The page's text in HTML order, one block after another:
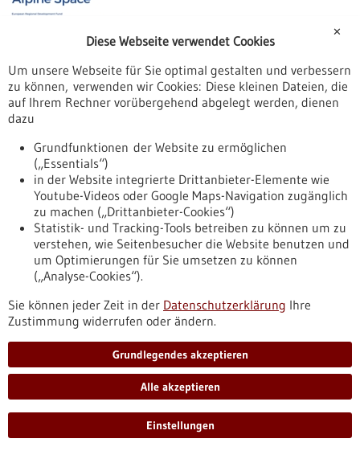
Abschlusskonferenz des Interreg-Projekts
ARDIA-Net
Am 11. Mai fand in Mailand die Abschlusskonferenz des
Interreg-Projekts ARDIA-Net mit 18 Teilnehmenden in
Präsenz und 18 Online-Teilnehmenden statt. Auf dem
Programm der halbtägigen Veranstaltung standen Vorträge
und zwei Panels zu den Projektergebnissen und Diskussionen
zur weiteren überregionalen Zusammenarbeit.
https://www.bio-
pro.de/infothek/pressemitteilungen/abschlusskonferenz-
des-interreg-projekts-ardia-net
1
Zur Datenbanksuche nach Unternehmen
Zur Datenbanksuche nach Forschungseinrichtungen
✕
Diese Webseite verwendet Cookies
Um unsere Webseite für Sie optimal gestalten und verbessern
zu können, verwenden wir Cookies: Diese kleinen Dateien, die
auf Ihrem Rechner vorübergehend abgelegt werden, dienen
dazu
Grundfunktionen der Website zu ermöglichen
(„Essentials“)
in der Website integrierte Drittanbieter-Elemente wie
Youtube-Videos oder Google Maps-Navigation zugänglich
zu machen („Drittanbieter-Cookies“)
Statistik- und Tracking-Tools betreiben zu können um zu
verstehen, wie Seitenbesucher die Website benutzen und
um Optimierungen für Sie umsetzen zu können
(„Analyse-Cookies“).
Sie können jeder Zeit in der Datenschutzerklärung Ihre
Zustimmung widerrufen oder ändern.
Grundlegendes akzeptieren
Alle akzeptieren
Einstellungen